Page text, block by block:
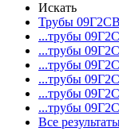
Искать
Трубы 09Г2С
...трубы
...трубы
...трубы
...трубы
...трубы
...трубы
Все